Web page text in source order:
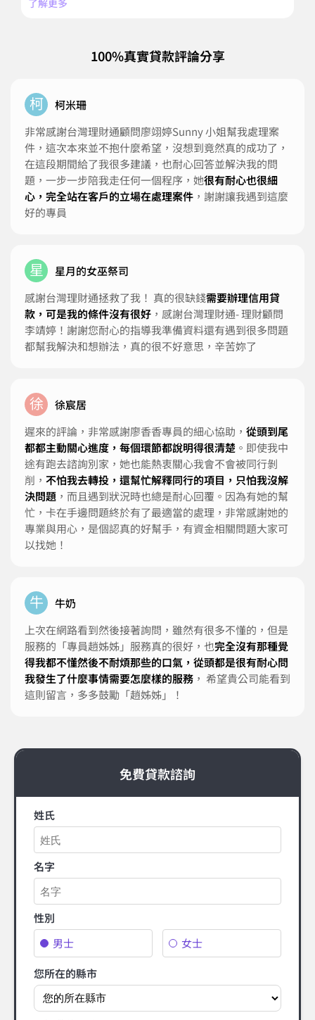
了解更多
100%真實貸款評論分享
柯
柯米珊
非常感謝台灣理財通顧問廖翊婷Sunny 小姐幫我處理案
件，這次本來並不抱什麼希望，沒想到竟然真的成功了，
在這段期間給了我很多建議，也耐心回答並解決我的問
題，一步一步陪我走任何一個程序，她很有耐心也很細
心，完全站在客戶的立場在處理案件 ，謝謝讓我遇到這麼
好的專員
星
星月的女巫祭司
感謝台灣理財通拯救了我！ 真的很缺錢需要辦理信用貸
款，可是我的條件沒有很好 ，感謝台灣理財通- 理財顧問
李靖婷！謝謝您耐心的指導我準備資料還有遇到很多問題
都幫我解決和想辦法，真的很不好意思，辛苦妳了
徐
徐宸居
遲來的評論，非常感謝廖香香專員的細心協助， 從頭到尾
都都主動關心進度，每個環節都說明得很清楚 。即使我中
途有跑去諮詢別家，她也能熱衷關心我會不會被同行剝
削， 不怕我去轉投，還幫忙解釋同行的項目，只怕我沒解
決問題 ，而且遇到狀況時也總是耐心回覆。因為有她的幫
忙，卡在手邊問題終於有了最適當的處理，非常感謝她的
專業與用心，是個認真的好幫手，有資金相關問題大家可
以找她！
牛
牛奶
上次在網路看到然後接著詢問，雖然有很多不懂的，但是
服務的「專員趙姊姊」服務真的很好，也完全沒有那種覺
得我都不懂然後不耐煩那些的口氣，從頭都是很有耐心問
我發生了什麼事情需要怎麼樣的服務 ， 希望貴公司能看到
這則留言，多多鼓勵「趙姊姊」！
免費貸款諮詢
姓氏
名字
性別
男士
女士
您所在的縣市